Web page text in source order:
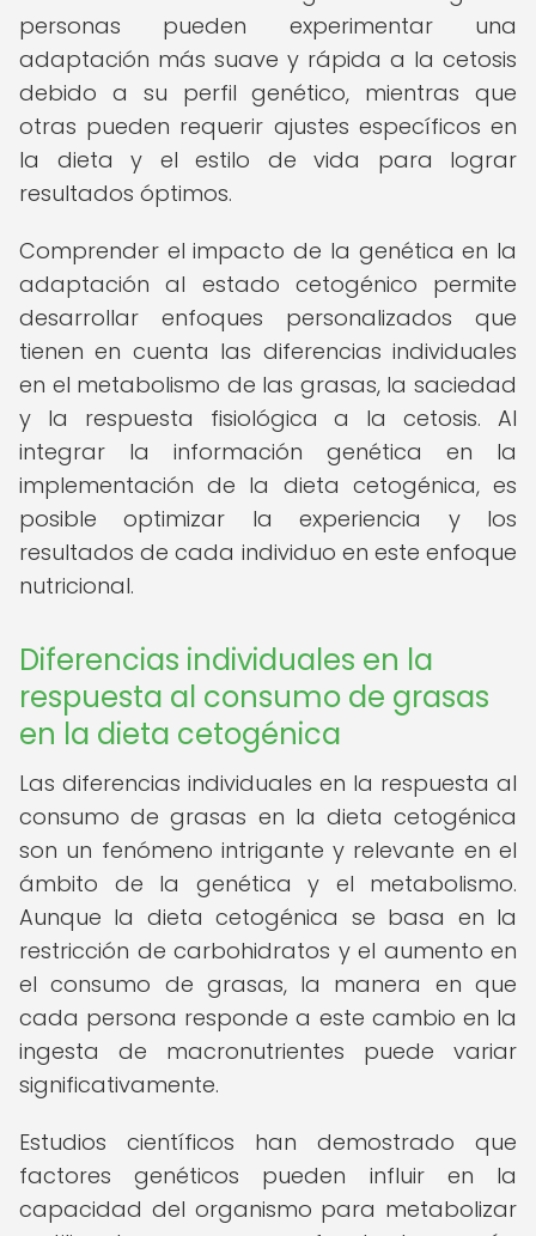
personas pueden experimentar una
adaptación más suave y rápida a la cetosis
debido a su perfil genético, mientras que
otras pueden requerir ajustes específicos en
la dieta y el estilo de vida para lograr
resultados óptimos.
Comprender el impacto de la genética en la
adaptación al estado cetogénico permite
desarrollar enfoques personalizados que
tienen en cuenta las diferencias individuales
en el metabolismo de las grasas, la saciedad
y la respuesta fisiológica a la cetosis. Al
integrar la información genética en la
implementación de la dieta cetogénica, es
posible optimizar la experiencia y los
resultados de cada individuo en este enfoque
nutricional.
Diferencias individuales en la
respuesta al consumo de grasas
en la dieta cetogénica
Las diferencias individuales en la respuesta al
consumo de grasas en la dieta cetogénica
son un fenómeno intrigante y relevante en el
ámbito de la genética y el metabolismo.
Aunque la dieta cetogénica se basa en la
restricción de carbohidratos y el aumento en
el consumo de grasas, la manera en que
cada persona responde a este cambio en la
ingesta de macronutrientes puede variar
significativamente.
Estudios científicos han demostrado que
factores genéticos pueden influir en la
capacidad del organismo para metabolizar